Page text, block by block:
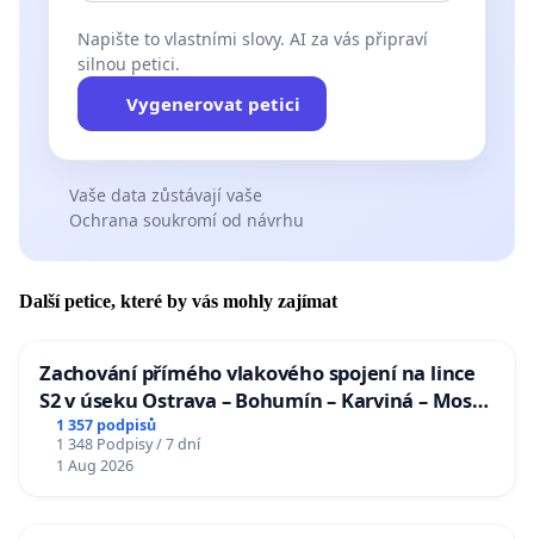
Napište to vlastními slovy. AI za vás připraví
silnou petici.
Vygenerovat petici
Vaše data zůstávají vaše
Ochrana soukromí od návrhu
Další petice, které by vás mohly zajímat
Zachování přímého vlakového spojení na lince
S2 v úseku Ostrava – Bohumín – Karviná – Mosty
u Jablunkova
1 357 podpisů
1 348 Podpisy / 7 dní
1 Aug 2026